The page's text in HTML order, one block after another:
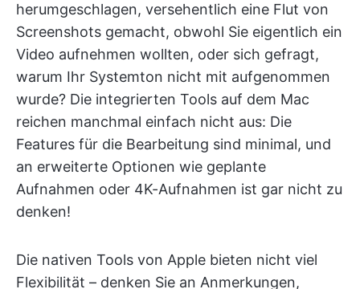
herumgeschlagen, versehentlich eine Flut von
Screenshots gemacht, obwohl Sie eigentlich ein
Video aufnehmen wollten, oder sich gefragt,
warum Ihr Systemton nicht mit aufgenommen
wurde? Die integrierten Tools auf dem Mac
reichen manchmal einfach nicht aus: Die
Features für die Bearbeitung sind minimal, und
an erweiterte Optionen wie geplante
Aufnahmen oder 4K-Aufnahmen ist gar nicht zu
denken!
Die nativen Tools von Apple bieten nicht viel
Flexibilität – denken Sie an Anmerkungen,